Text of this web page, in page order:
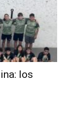
los